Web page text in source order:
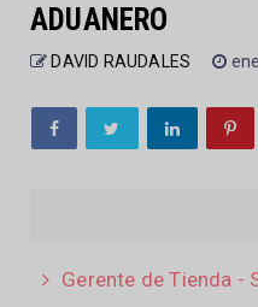
ADUANERO
DAVID RAUDALES
Gerente de Tienda -